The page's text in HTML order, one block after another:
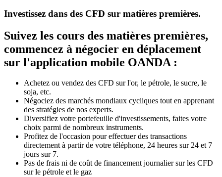
Investissez dans des CFD sur matières premières.
Suivez les cours des matières premières,
commencez à négocier en déplacement
sur l'application mobile OANDA :
Achetez ou vendez des CFD sur l'or, le pétrole, le sucre, le
soja, etc.
Négociez des marchés mondiaux cycliques tout en apprenant
des stratégies de nos experts.
Diversifiez votre portefeuille d'investissements, faites votre
choix parmi de nombreux instruments.
Profitez de l'occasion pour effectuer des transactions
directement à partir de votre téléphone, 24 heures sur 24 et 7
jours sur 7.
Pas de frais ni de coût de financement journalier sur les CFD
sur le pétrole et le gaz